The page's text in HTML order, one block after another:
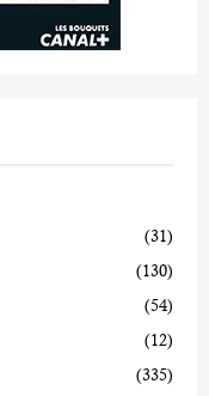
(31)
(130)
(54)
(12)
(335)